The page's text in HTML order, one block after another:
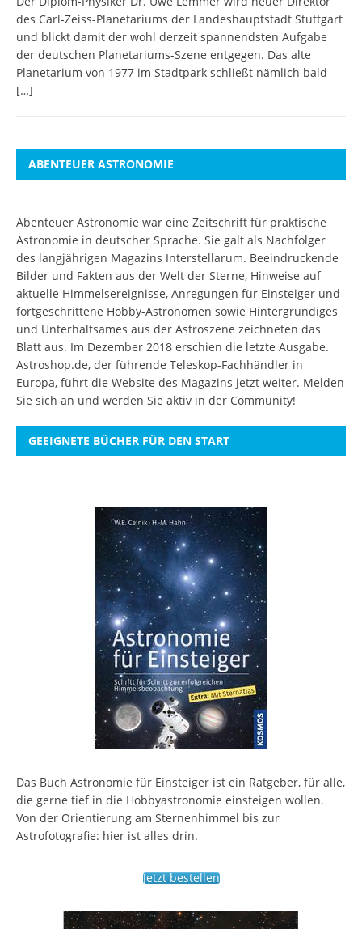
des Carl-Zeiss-Planetariums der Landeshauptstadt Stuttgart
und blickt damit der wohl derzeit spannendsten Aufgabe
der deutschen Planetariums-Szene entgegen. Das alte
Planetarium von 1977 im Stadtpark schließt nämlich bald
[…]
ABENTEUER ASTRONOMIE
Abenteuer Astronomie war eine Zeitschrift für praktische
Astronomie in deutscher Sprache. Sie galt als Nachfolger
des langjährigen Magazins Interstellarum. Beeindruckende
Bilder und Fakten aus der Welt der Sterne, Hinweise auf
aktuelle Himmelsereignisse, Anregungen für Einsteiger und
fortgeschrittene Hobby-Astronomen sowie Hintergründiges
und Unterhaltsames aus der Astroszene zeichneten das
Blatt aus. Im Dezember 2018 erschien die letzte Ausgabe.
Astroshop.de, der führende Teleskop-Fachhändler in
Europa, führt die Website des Magazins jetzt weiter. Melden
Sie sich an und werden Sie aktiv in der Community!
GEEIGNETE BÜCHER FÜR DEN START
Das Buch Astronomie für Einsteiger ist ein Ratgeber, für alle,
die gerne tief in die Hobbyastronomie einsteigen wollen.
Von der Orientierung am Sternenhimmel bis zur
Astrofotografie: hier ist alles drin.
Jetzt bestellen